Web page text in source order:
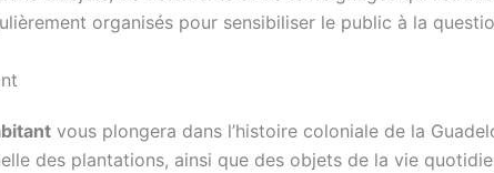
organisés pour sensibiliser le public à la
vous plongera dans l’histoire coloniale de la
des plantations, ainsi que des objets de la vie